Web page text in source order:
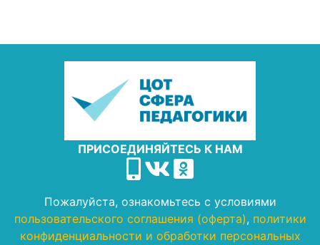
ПРИСОЕДИНЯЙТЕСЬ К НАМ
Пожалуйста, ознакомьтесь с условиями
пользовательского соглашения (оферта), политики
конфиденциальности и обработки персональных